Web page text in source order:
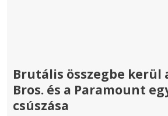
Brutális összegbe kerül
Bros. és a Paramount
csúszása